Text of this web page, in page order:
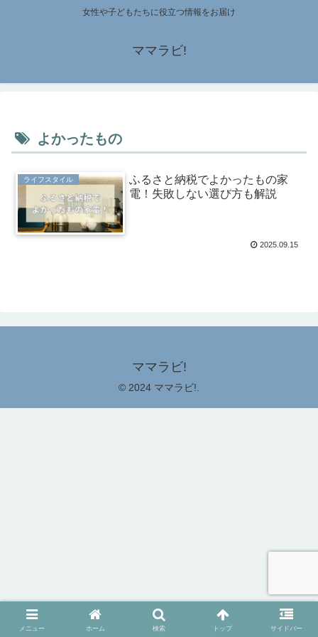
女性や子どもたちに役立つ情報をお届け
ママラビ!
よかったもの
ライフスタイル
ふるさと納税でよかったもの家
電！失敗しない選び方も解説
2025.09.15
ママラビ!
© 2024 ママラビ!.
メニュー ホーム 検索 トップ サイドバー